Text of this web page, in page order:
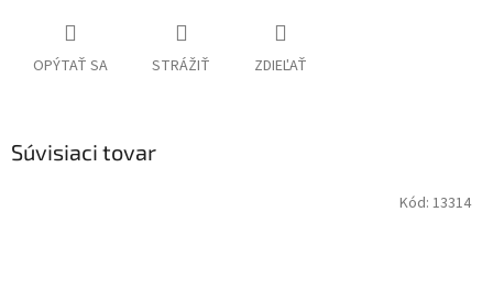
OPÝTAŤ SA STRÁŽIŤ ZDIEĽAŤ
Súvisiaci tovar
Kód: 13314